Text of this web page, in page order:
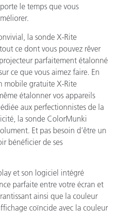
le temps que vous
la sonde X-Rite
ce dont vous pouvez rêver
parfaitement étalonné
ce que vous aimez faire. En
mobile gratuite X-Rite
étalonner vos appareils
aux perfectionnistes de la
la sonde ColorMunki
Et pas besoin d’être un
bénéficier de ses
et son logiciel intégré
parfaite entre votre écran et
ainsi que la couleur
coïncide avec la couleur